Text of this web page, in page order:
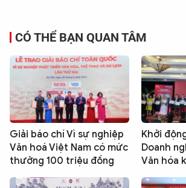
CÓ THỂ BẠN QUAN TÂM
Giải báo chí Vì sự nghiệp
Văn hoá Việt Nam có mức
thưởng 100 triệu đồng
Khởi
Doanh
Văn hóa